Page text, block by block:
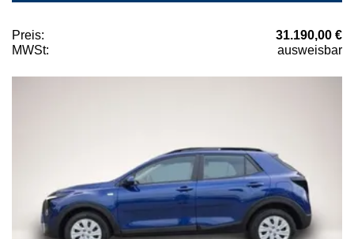
Preis:
31.190,00 €
MWSt:
ausweisbar